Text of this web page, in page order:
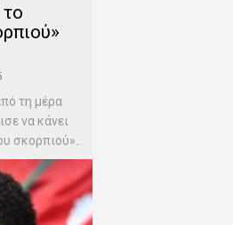
τη μέρα
να κάνει
σκορπιού»...